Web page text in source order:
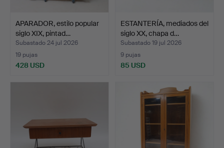
APARADOR, estilo popular
siglo XIX, pintad…
Subastado 24 jul 2026
19 pujas
428 USD
ESTANTERÍA, mediados del
siglo XX, chapa d…
Subastado 19 jul 2026
9 pujas
85 USD